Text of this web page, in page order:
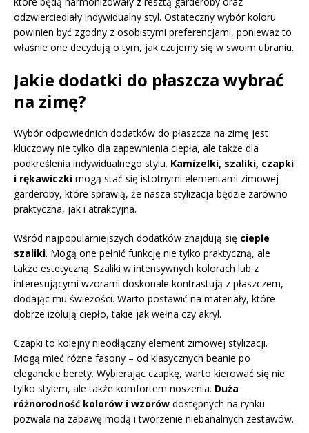
odzwierciedlały indywidualny styl. Ostateczny wybór koloru
powinien być zgodny z osobistymi preferencjami, ponieważ to
właśnie one decydują o tym, jak czujemy się w swoim ubraniu.
Jakie dodatki do płaszcza wybrać
na zimę?
Wybór odpowiednich dodatków do płaszcza na zimę jest
kluczowy nie tylko dla zapewnienia ciepła, ale także dla
podkreślenia indywidualnego stylu. Kamizelki, szaliki, czapki
i rękawiczki mogą stać się istotnymi elementami zimowej
garderoby, które sprawią, że nasza stylizacja będzie zarówno
praktyczna, jak i atrakcyjna.
Wśród najpopularniejszych dodatków znajdują się ciepłe
szaliki. Mogą one pełnić funkcję nie tylko praktyczną, ale
także estetyczną. Szaliki w intensywnych kolorach lub z
interesującymi wzorami doskonale kontrastują z płaszczem,
dodając mu świeżości. Warto postawić na materiały, które
dobrze izolują ciepło, takie jak wełna czy akryl.
Czapki to kolejny nieodłączny element zimowej stylizacji.
Mogą mieć różne fasony – od klasycznych beanie po
eleganckie berety. Wybierając czapkę, warto kierować się nie
tylko stylem, ale także komfortem noszenia. Duża
różnorodność kolorów i wzorów dostępnych na rynku
pozwala na zabawę modą i tworzenie niebanalnych zestawów.